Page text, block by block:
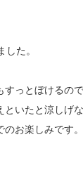
た。
っとぼけるので
いたと涼しげな
お楽しみです。